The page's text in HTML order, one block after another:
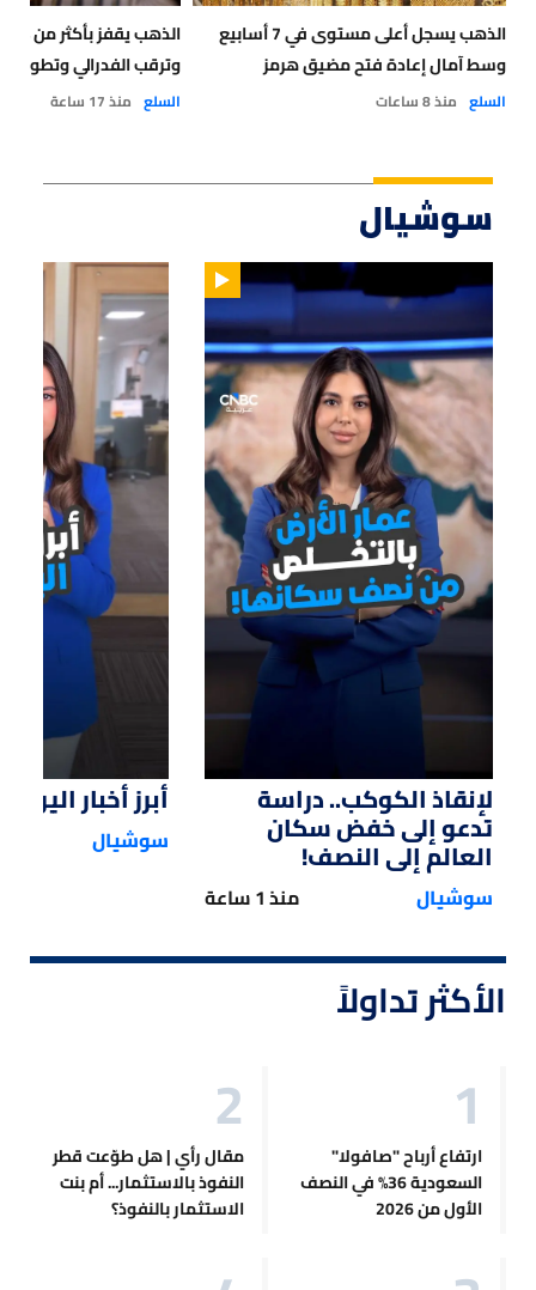
الذهب يسجل أعلى مستوى في 7 أسابيع
وسط آمال إعادة فتح مضيق هرمز
السلع منذ 8 ساعات
وترقب الفدرالي
السلع منذ 17 ساعة
سوشيال
01:47
لإنقاذ الكوكب.. دراسة
تدعو إلى خفض سكان
العالم إلى النصف!
سوشيال منذ 1 ساعة
أبرز أخبار اليوم
سوشيال
الأكثر تداولاً
ارتفاع أرباح "صافولا"
السعودية 36% في النصف
الأول من 2026
مقال رأي | هل طوّعت قطر
النفوذ بالاستثمار... أم بنت
الاستثمار بالنفوذ؟